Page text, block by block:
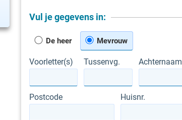
Vul je gegevens in:
De heer Mevrouw
Voorletter(s) Tussenvg. Achternaam
Postcode Huisnr.